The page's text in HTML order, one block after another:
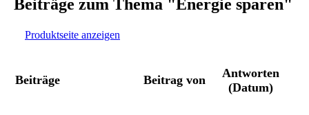
Beiträge zum Thema "Energie sparen"
Produktseite anzeigen
Beiträge Beitrag von
Antworten
(Datum)